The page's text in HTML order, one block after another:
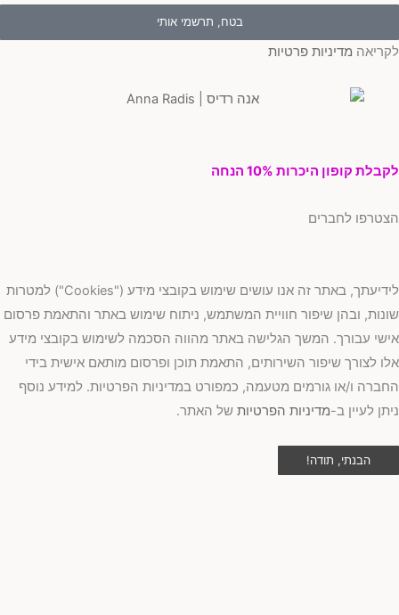
בטח, תרשמי אותי
מדיניות פרטיות
קופון היכרות 10% הנחה
לחברים
לידיעתך, באתר זה אנו עושים שימוש בקובצי מידע ("Cookies") למטרות
ובהן שיפור חוויית המשתמש, ניתוח שימוש באתר והתאמת פרסום
עבורך. המשך הגלישה באתר מהווה הסכמה לשימוש בקובצי מידע
לצורך שיפור השירותים, התאמת תוכן ופרסום מותאם אישית בידי
ו/או גורמים מטעמה, כמפורט במדיניות הפרטיות. למידע נוסף
לעיין ב-מדיניות הפרטיותשל האתר.
הבנתי, תודה!